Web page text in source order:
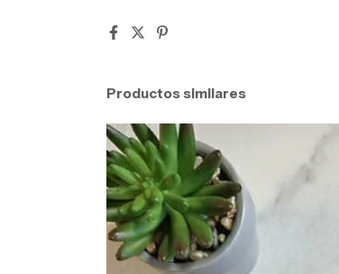
Productos similares